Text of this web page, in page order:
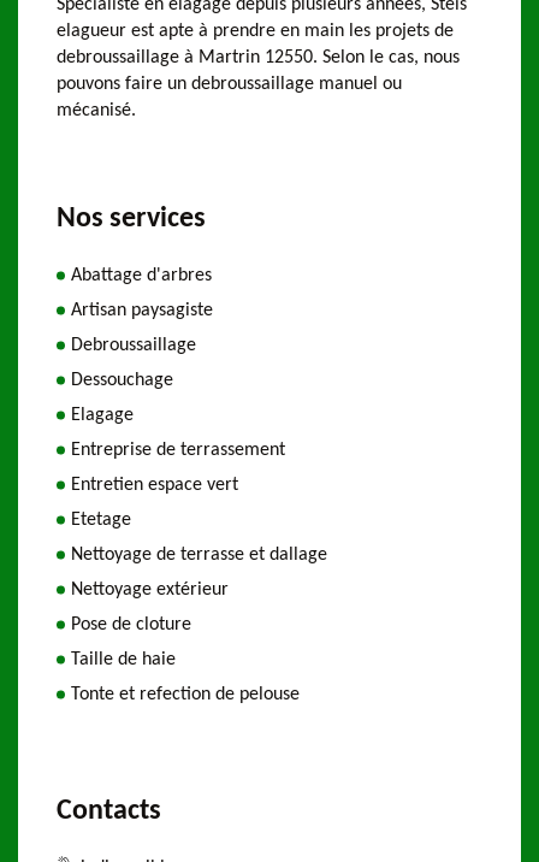
Spécialiste en élagage depuis plusieurs années, Steis
elagueur est apte à prendre en main les projets de
debroussaillage à Martrin 12550. Selon le cas, nous
pouvons faire un debroussaillage manuel ou
mécanisé.
Nos services
Abattage d'arbres
Artisan paysagiste
Debroussaillage
Dessouchage
Elagage
Entreprise de terrassement
Entretien espace vert
Etetage
Nettoyage de terrasse et dallage
Nettoyage extérieur
Pose de cloture
Taille de haie
Tonte et refection de pelouse
Contacts